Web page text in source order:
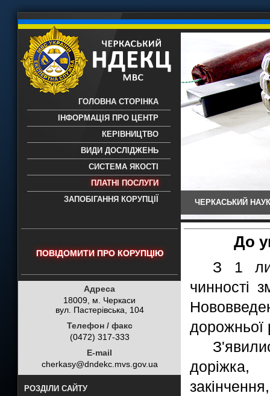
науково-дослідний експертно-
- проведення всих видів судових
експертиз
ГОЛОВНА СТОРІНКА
ІНФОРМАЦІЯ ПРО ЦЕНТР
КЕРІВНИЦТВО
ВИДИ ДОСЛІДЖЕНЬ
СИСТЕМА ЯКОСТІ
ПЛАТНІ ПОСЛУГИ
ЗАПОБІГАННЯ КОРУПЦІЇ
ЧЕРКАСЬКИЙ
ПОВІДОМИТИ ПРО КОРУПЦІЮ
Адреса
18009, м. Черкаси
вул. Пастерівська, 104
Телефон / факс
(0472) 317-333
E-mail
cherkasy@dndekc.mvs.gov.ua
РОЗДІЛИ САЙТУ
До
З 1
чинності
дорожньої
доріжка,